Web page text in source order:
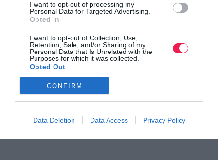
I want to opt-out of processing my
Personal Data for Targeted Advertising.
Opted In
I want to opt-out of Collection, Use,
Retention, Sale, and/or Sharing of my
Personal Data that Is Unrelated with the
Purposes for which it was collected.
Opted Out
CONFIRM
Data Deletion Data Access Privacy Policy
Βρες το RUNNER!
Όλα τα Τεύχη